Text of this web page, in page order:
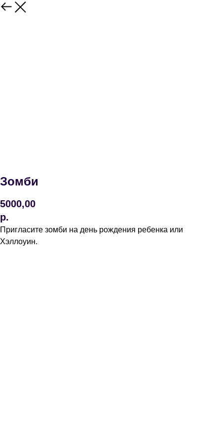
Зомби
5000,00
р.
Пригласите зомби на день рождения ребенка или
Хэллоуин.